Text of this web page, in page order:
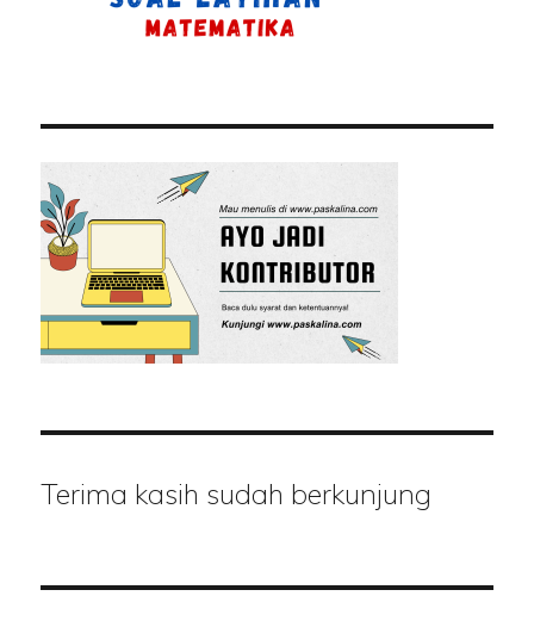
Terima kasih sudah berkunjung